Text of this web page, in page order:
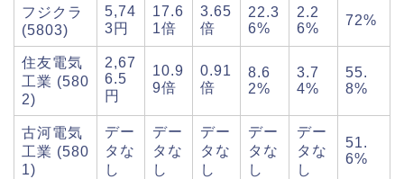
フジクラ
(5803)
5,74
3円
17.6
1倍
3.65
倍
22.3
6%
2.2
6%
72%
住友電気
工業 (580
2)
2,67
6.5
円
10.9
9倍
0.91
倍
8.6
2%
3.7
4%
55.
8%
古河電気
工業 (580
1)
デー
タな
し
デー
タな
し
デー
タな
し
デー
タな
し
デー
タな
し
51.
6%